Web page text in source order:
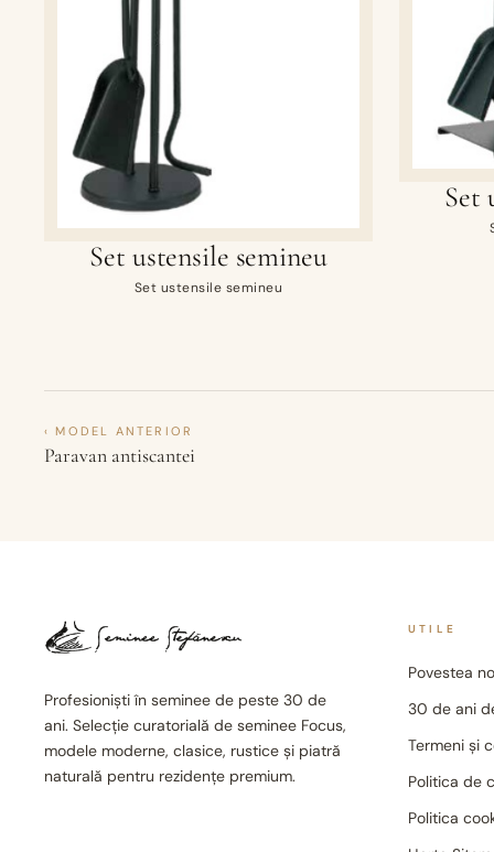
Set ustensile semineu
Set ustensile semineu
Set
‹ MODEL ANTERIOR
Paravan antiscantei
Profesioniști în seminee de peste 30 de
ani. Selecție curatorială de seminee Focus,
modele moderne, clasice, rustice și piatră
naturală pentru rezidențe premium.
UTILE
Povestea
30 de ani
Termeni și
Politica de
Politica